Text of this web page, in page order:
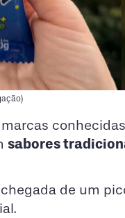
sabores
de um